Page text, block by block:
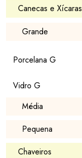
Canecas e Xícaras
Grande
Porcelana G
Vidro G
Média
Pequena
Chaveiros